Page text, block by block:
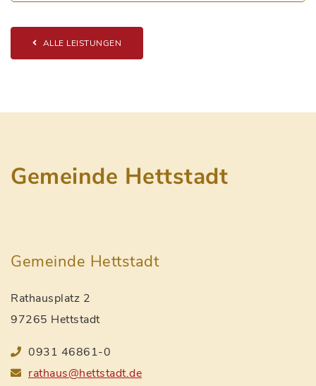
ALLE LEISTUNGEN
Gemeinde Hettstadt
Gemeinde Hettstadt
Rathausplatz 2
97265 Hettstadt
0931 46861-0
rathaus@hettstadt.de